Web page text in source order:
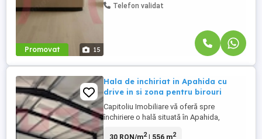
Promovat 15
Telefon validat
Hala de inchiriat in Apahida cu
drive in si zona pentru birouri
Capitoliu Imobiliare vă oferă spre
închiriere o hală situată în Apahida,
30 RON/m2| 556 m2